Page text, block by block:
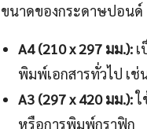
ขนาดของกระดาษปอนด์
A4 (210 x 297 มม.):
พิมพ์เอกสารทั่วไป เช่
A3 (297 x 420 มม.):ใ
หรือการพิมพ์กราฟิก